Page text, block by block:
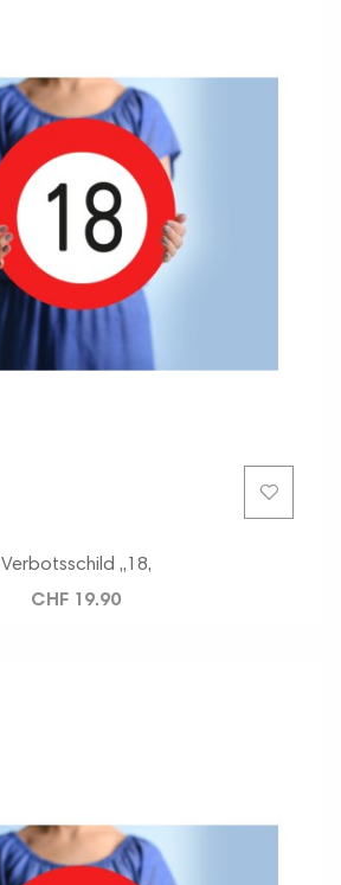
Verbotsschild ,,18,
CHF 19.90